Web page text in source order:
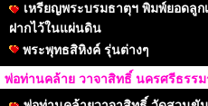
เหรียญพระบรมธาตุฯ พิมพ์ยอดลูก
ฝากไว้ในแผ่นดิน
พระพุทธสิหิงค์ รุ่นต่างๆ
พ่อท่านคล้าย วาจาสิทธิ์ นครศรีธรร